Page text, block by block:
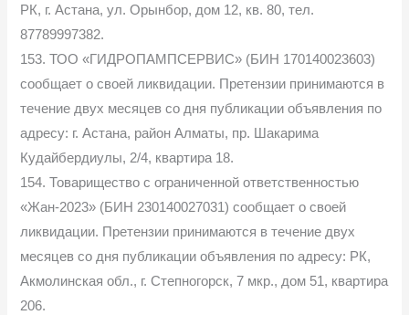
РК, г. Астана, ул. Орынбор, дом 12, кв. 80, тел.
87789997382.
153. ТОО «ГИДРОПАМПСЕРВИС» (БИН 170140023603)
сообщает о своей ликвидации. Претензии принимаются в
течение двух месяцев со дня публикации объявления по
адресу: г. Астана, район Алматы, пр. Шакарима
Кудайбердиулы, 2/4, квартира 18.
154. Товарищество с ограниченной ответственностью
«Жан-2023» (БИН 230140027031) сообщает о своей
ликвидации. Претензии принимаются в течение двух
месяцев со дня публикации объявления по адресу: РК,
Акмолинская обл., г. Степногорск, 7 мкр., дом 51, квартира
206.